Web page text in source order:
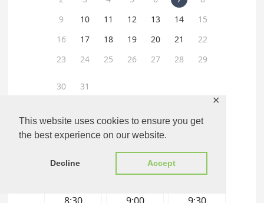
This website uses cookies to ensure you get
the best experience on our website.
Decline Accept
✕